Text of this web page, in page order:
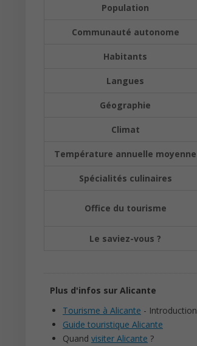
Population
Communauté autonome
Habitants
Langues
Géographie
Climat
Température annuelle moyenne
Spécialités culinaires
Office du tourisme
Le saviez-vous ?
Plus d'infos sur Alicante
Tourisme à Alicante - Introduction
Guide touristique Alicante
Quand visiter Alicante ?